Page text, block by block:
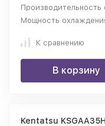
Производительность
Мощность
К сравнению
В корзину
Kentatsu